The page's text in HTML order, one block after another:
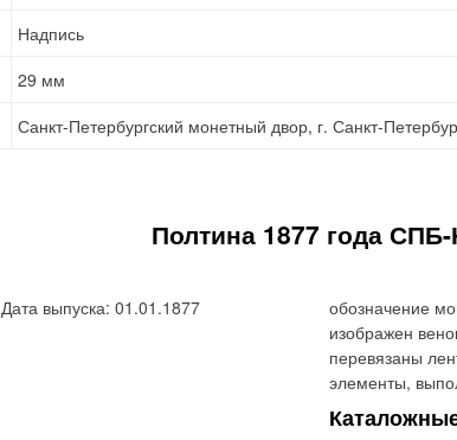
Надпись
29 мм
Санкт-Петербургский монетный двор, г. Санкт-
Полтина 1877 года
Дата выпуска: 01.01.1877
обозначение
изображен
перевязаны
элементы,